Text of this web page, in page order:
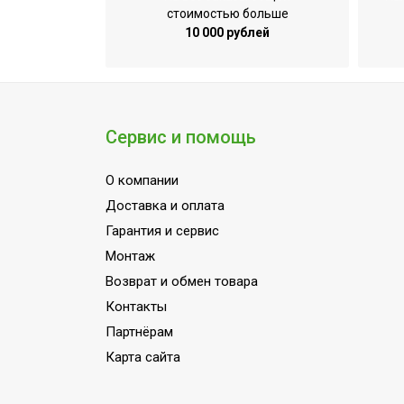
стоимостью больше
10 000 рублей
Сервис и помощь
О компании
Доставка и оплата
Гарантия и сервис
Монтаж
Возврат и обмен товара
Контакты
Партнёрам
Карта сайта